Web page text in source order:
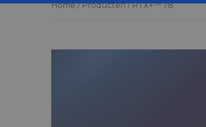
Home Producten RTX+™ 78